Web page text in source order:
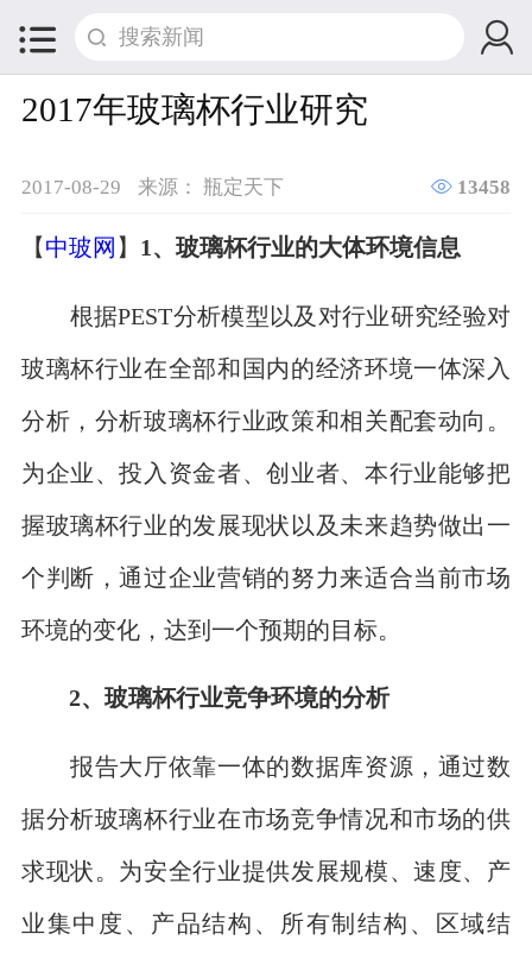
 
2017年玻璃杯行业研究
2017-08-29 来源： 瓶定天下  13458
【 中玻网 】 1、玻璃杯行业的大体环境信息
根据PEST分析模型以及对行业研究经验对
玻璃杯行业在全部和国内的经济环境一体深入
分析，分析玻璃杯行业政策和相关配套动向。
为企业、投入资金者、创业者、本行业能够把
握玻璃杯行业的发展现状以及未来趋势做出一
个判断，通过企业营销的努力来适合当前市场
环境的变化，达到一个预期的目标。
2、玻璃杯行业竞争环境的分析
报告大厅依靠一体的数据库资源，通过数
据分析玻璃杯行业在市场竞争情况和市场的供
求现状。为安全行业提供发展规模、速度、产
业集中度、产品结构、所有制结构、区域结